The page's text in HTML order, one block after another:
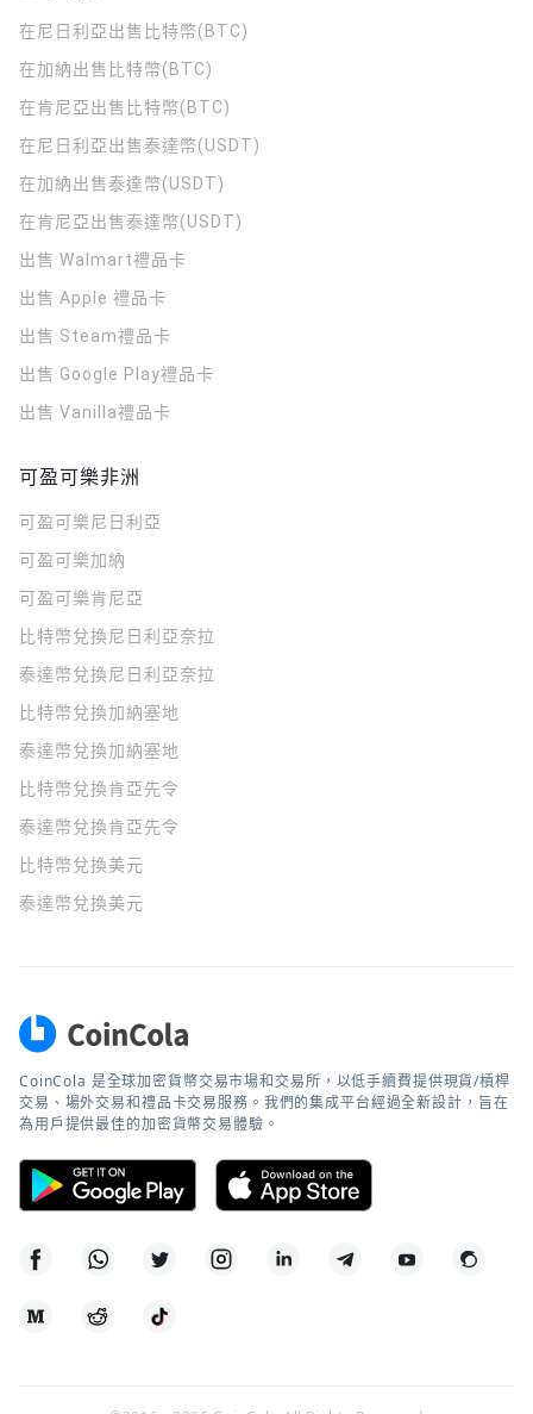
在尼日利亞出售比特幣(BTC)
在加納出售比特幣(BTC)
在肯尼亞出售比特幣(BTC)
在尼日利亞出售泰達幣(USDT)
在加納出售泰達幣(USDT)
在肯尼亞出售泰達幣(USDT)
出售 Walmart禮品卡
出售 Apple 禮品卡
出售 Steam禮品卡
出售 Google Play禮品卡
出售 Vanilla禮品卡
可盈可樂非洲
可盈可樂 尼日利亞
可盈可樂加納
可盈可樂肯尼亞
比特幣兌換尼日利亞奈拉
泰達幣兌換尼日利亞奈拉
比特幣兌換加納塞地
泰達幣兌換加納塞地
比特幣兌換肯亞先令
泰達幣兌換肯亞先令
比特幣兌換美元
泰達幣兌換美元
CoinCola 是全球加密貨幣交易市場和交易所，以低手續費提供現貨/槓桿
交易、場外交易和禮品卡交易服務。我們的集成平台經過全新設計，旨在
為用戶提供最佳的加密貨幣交易體驗。